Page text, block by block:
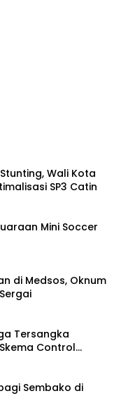
Wali Kota
SP3 Catin
Mini Soccer
di Medsos, Oknum
Sergai
Tersangka
Control
Sembako di